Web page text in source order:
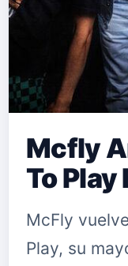
Mcfly
To
McFly
Play, su